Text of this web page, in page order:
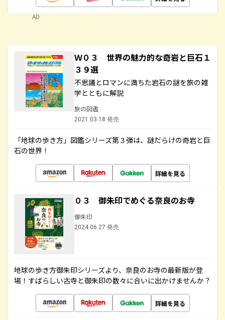
AD
Ｗ０３ 世界の魅力的な奇岩と巨石１
３９選
不思議とロマンに満ちた岩石の謎を旅の雑
学とともに解説
旅の図鑑
2021.03.18 発売
「地球の歩き方」図鑑シリーズ第３弾は、謎だらけの奇岩と巨
石の世界！
詳細を見る
０３ 御朱印でめぐる奈良のお寺
御朱印
2024.06.27 発売
地球の歩き方御朱印シリーズより、奈良のお寺の最新版が登
場！すばらしい古寺と御朱印の数々に合いに出かけませんか？
詳細を見る